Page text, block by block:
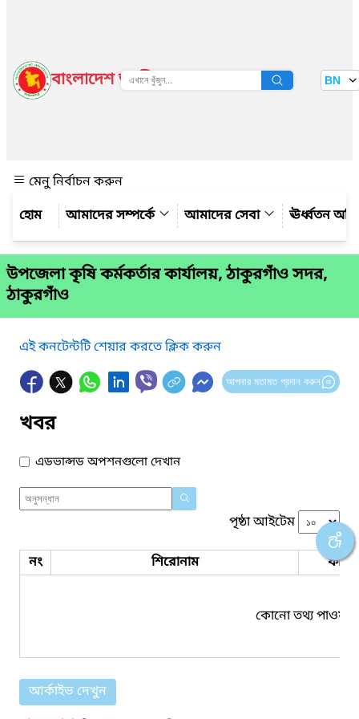
বাংলাদেশ জাতীয় তথ্য বাতায়ন BN
মেনু নির্বাচন করুন
আমাদের সম্পর্কে
আমাদের সেবা ঊর্ধ্বতন
উপজেলা কৃষি কর্মকর্তার কার্যালয়, ঠাকুরগাঁও সদর,
ঠাকুরগাঁও
এই কনটেন্টটি শেয়ার করতে ক্লিক করুন
আপনার মতামত প্রদান করুন
খবর
এডভান্সড অপশনগুলো দেখান
পৃষ্ঠা আইটেম
নং শিরোনাম ফাইল
কোনো তথ্য পাওয়া
আর্কাইভ দেখুন